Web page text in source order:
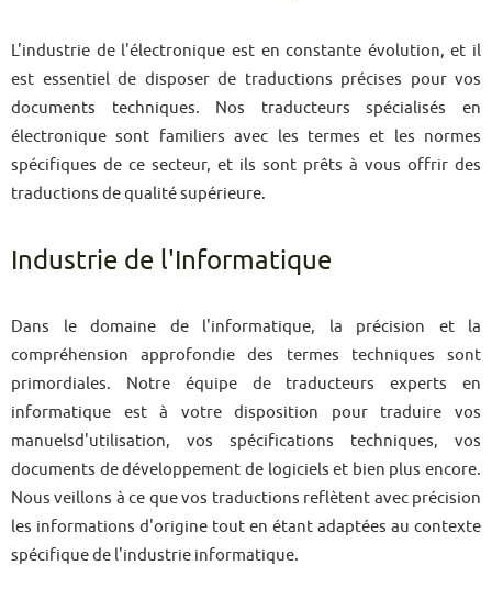
L'industrie de l'électronique est en constante évolution, et il
est essentiel de disposer de traductions précises pour vos
documents techniques. Nos traducteurs spécialisés en
électronique sont familiers avec les termes et les normes
spécifiques de ce secteur, et ils sont prêts à vous offrir des
traductions de qualité supérieure.
Industrie de l'Informatique
Dans le domaine de l'informatique, la précision et la
compréhension approfondie des termes techniques sont
primordiales. Notre équipe de traducteurs experts en
informatique est à votre disposition pour traduire vos
manuelsd'utilisation, vos spécifications techniques, vos
documents de développement de logiciels et bien plus encore.
Nous veillons à ce que vos traductions reflètent avec précision
les informations d'origine tout en étant adaptées au contexte
spécifique de l'industrie informatique.